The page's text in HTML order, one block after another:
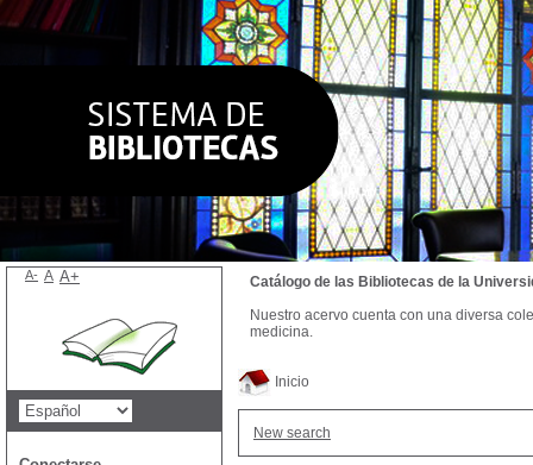
Inicio
New search
Catálogo de las Bibliotecas de la
Nuestro acervo cuenta con una diversa
medicina.
A- A A+